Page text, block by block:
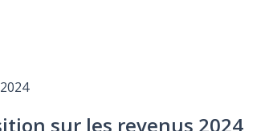
sur les revenus 2024